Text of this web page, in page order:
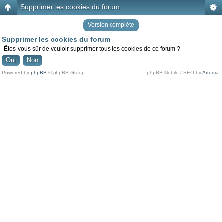
Supprimer les cookies du forum
Version compléte
Supprimer les cookies du forum
Êtes-vous sûr de vouloir supprimer tous les cookies de ce forum ?
Powered by phpBB © phpBB Group. phpBB Mobile / SEO byArtodia